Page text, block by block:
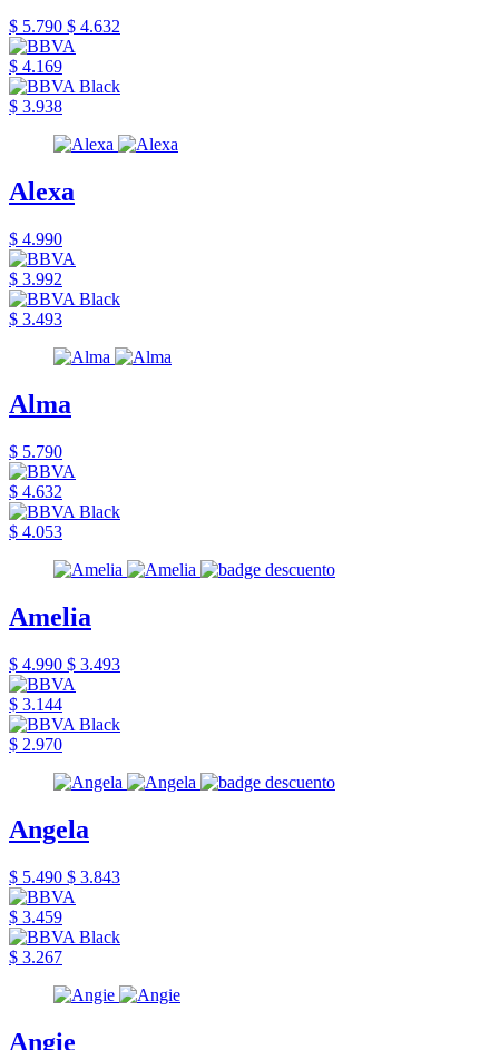
$ 5.790 $ 4.632
$ 4.169
$ 3.938
Alexa
$ 4.990
$ 3.992
$ 3.493
Alma
$ 5.790
$ 4.632
$ 4.053
Amelia
$ 4.990 $ 3.493
$ 3.144
$ 2.970
Angela
$ 5.490 $ 3.843
$ 3.459
$ 3.267
Angie